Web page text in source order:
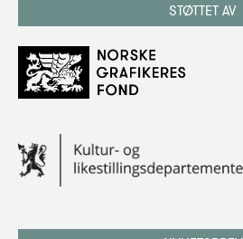
STØTTET AV